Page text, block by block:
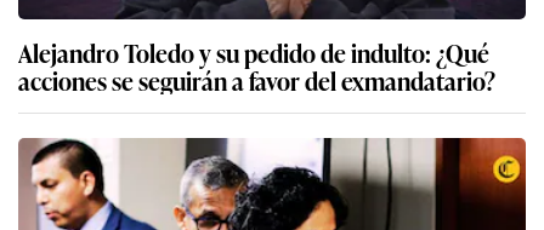
Alejandro Toledo y su pedido de indulto: ¿Qué
acciones se seguirán a favor del exmandatario?